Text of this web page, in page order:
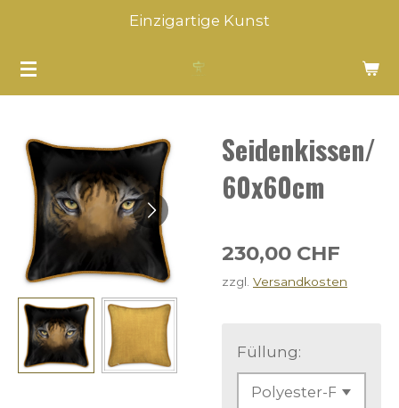
springen
Einzigartige Kunst
Seidenkissen/
60x60cm
230,00 CHF
zzgl. Versandkosten
Füllung: